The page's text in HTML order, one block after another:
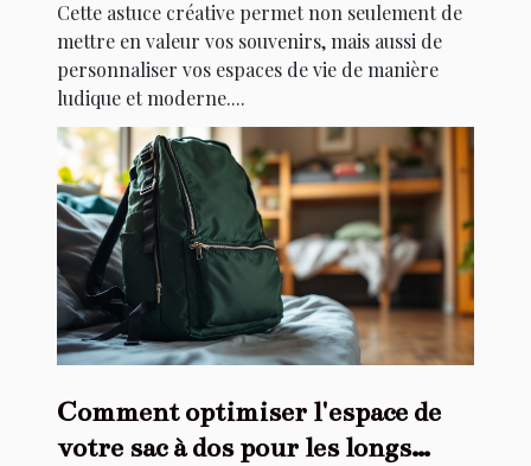
Cette astuce créative permet non seulement de
mettre en valeur vos souvenirs, mais aussi de
personnaliser vos espaces de vie de manière
ludique et moderne....
Comment optimiser l'espace de
votre sac à dos pour les longs